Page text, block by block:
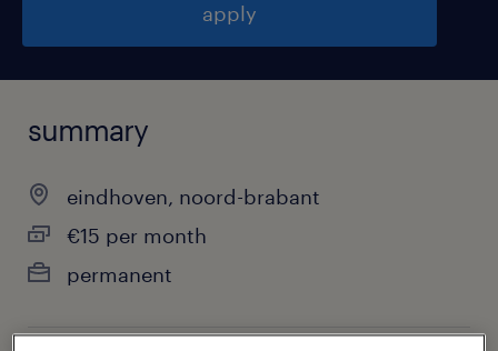
apply
summary
eindhoven, noord-brabant
€15 per month
permanent